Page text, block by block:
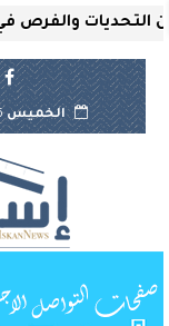
والفرص في سوق
الخميس6 أغسطس 2026